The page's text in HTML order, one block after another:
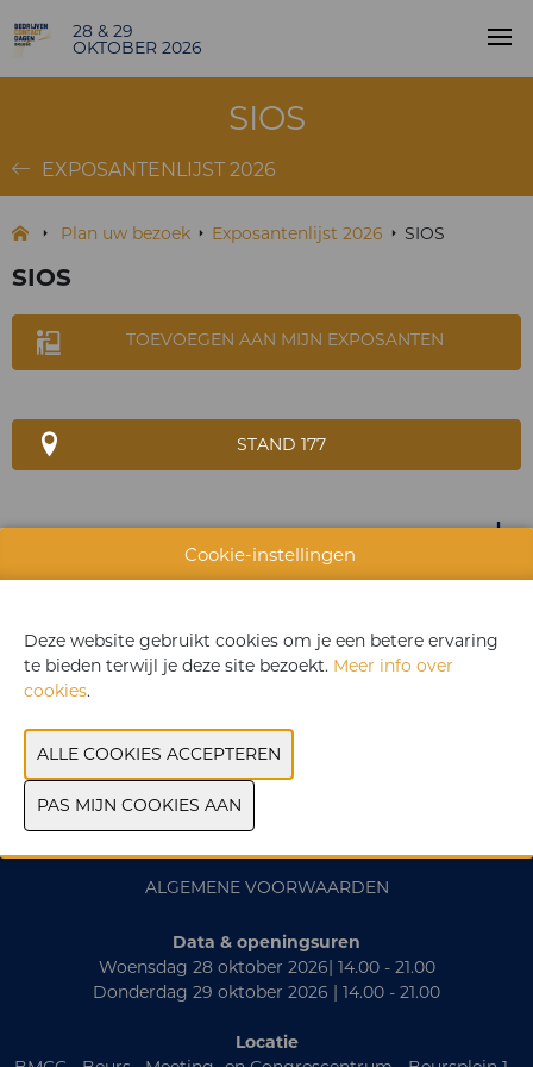
28 & 29
OKTOBER 2026
SIOS
EXPOSANTENLIJST 2026
Plan uw bezoek Exposantenlijst 2026 SIOS
SIOS
TOEVOEGEN AAN MIJN EXPOSANTEN
STAND 177
CONTACT
PRAKTISCH
EXPOSANTENLIJST
ALGEMENE VOORWAARDEN
Data & openingsuren
Woensdag 28 oktober 2026| 14.00 - 21.00
Donderdag 29 oktober 2026 | 14.00 - 21.00
Locatie
Cookie-instellingen
Deze website gebruikt cookies om je een betere ervaring
te bieden terwijl je deze site bezoekt. Meer info over
cookies.